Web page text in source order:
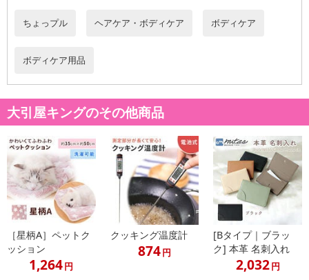
ちょっプル ヘアケア・ボディケア ボディケア
ボディケア用品
大引屋キングのその他商品
［星柄A］ペットク
ッション
1,264円
クッキング温度計
874円
[Bタイプ｜ブラッ
ク] 本革 名刺入れ
2,032円